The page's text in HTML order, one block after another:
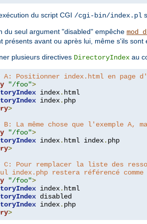
du script CGI /cgi-bin/index.pl
du seul argument "disabled" empêche
présents avant ou après lui, même s'ils
plusieurs directives DirectoryIndex au
A: Positionner index.html en page
"/foo">
index. html
index.
>
B: La même chose que l'exemple
"/foo">
index. html index.
>
C: Pour remplacer la liste des
index.php restera référencé
"/foo">
index. html
disabled
index.
>